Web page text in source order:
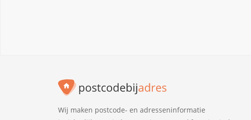
Wij maken postcode- en adresseninformatie